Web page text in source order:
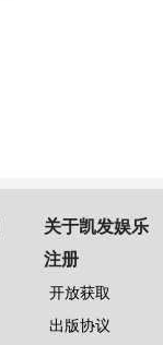
关于凯发娱乐
注册
开放获取
出版协议